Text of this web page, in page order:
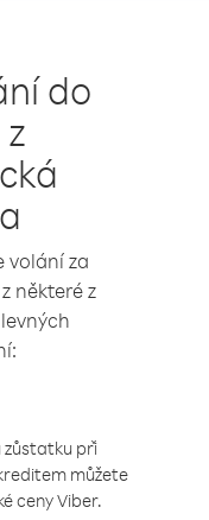
do
volání za
některé z
zůstatku při
můžete
ceny Viber.